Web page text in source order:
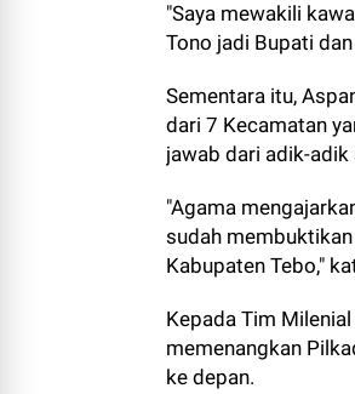
"Saya mewakili
Tono jadi Bupati
Sementara itu,
dari 7 Kecamatan
jawab dari adik-
"Agama
sudah
Kabupaten Tebo,"
Kepada Tim
memenangkan
ke depan.